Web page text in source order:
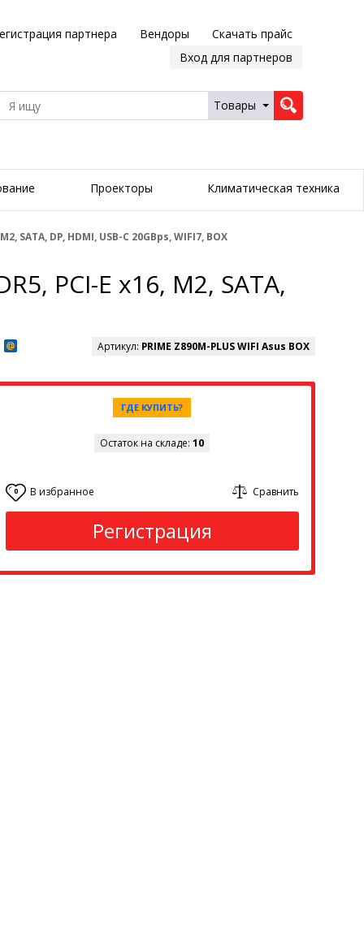
партнера Вендоры
Скачать прайс
Вход для партнеров
Товары
Проекторы Климатическая техника
SATA, DP, HDMI, USB-C 20GBps, WIFI7, BOX
PCI-E x16, M2, SATA,
Артикул: PRIME Z890M-PLUS WIFI Asus BOX
ГДЕ КУПИТЬ?
Остаток на складе:10
0 В избранное Сравнить
Регистрация